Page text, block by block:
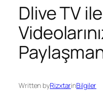
Dlive TV
Written byRizxtarinBilgiler